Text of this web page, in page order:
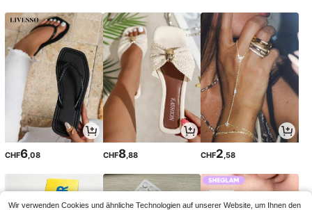
CHF6 ,08 CHF8,88 CHF2 ,58
Wir verwenden Cookies und ähnliche Technologien auf unserer Website, um Ihnen den